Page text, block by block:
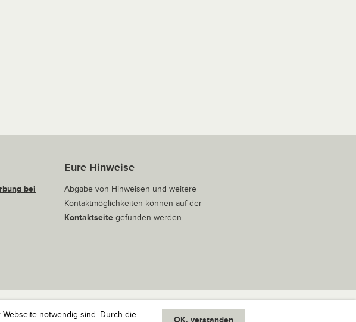
notwendig sind. Durch die
OK, verstanden
bei
Eure Hinweise
Abgabe von Hinweisen und weitere
Kontaktmöglichkeiten können auf der
Kontaktseitegefunden werden.